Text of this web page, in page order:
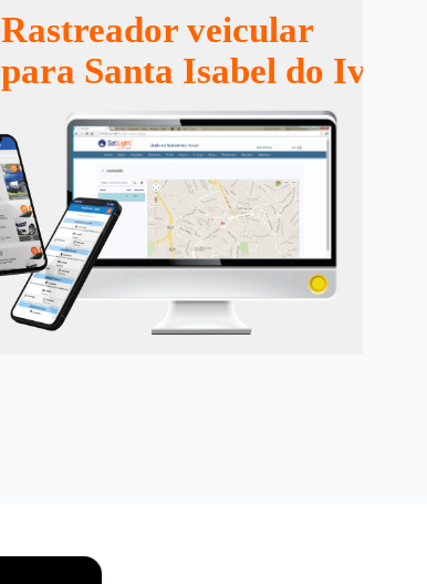
Rastreador veicular
para Santa Isabel do Ivaí